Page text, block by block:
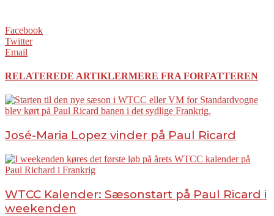
Facebook
Twitter
Email
RELATEREDE ARTIKLERMERE FRA FORFATTEREN
José-Maria Lopez vinder på Paul Ricard
WTCC Kalender: Sæsonstart på Paul Ricard i
weekenden